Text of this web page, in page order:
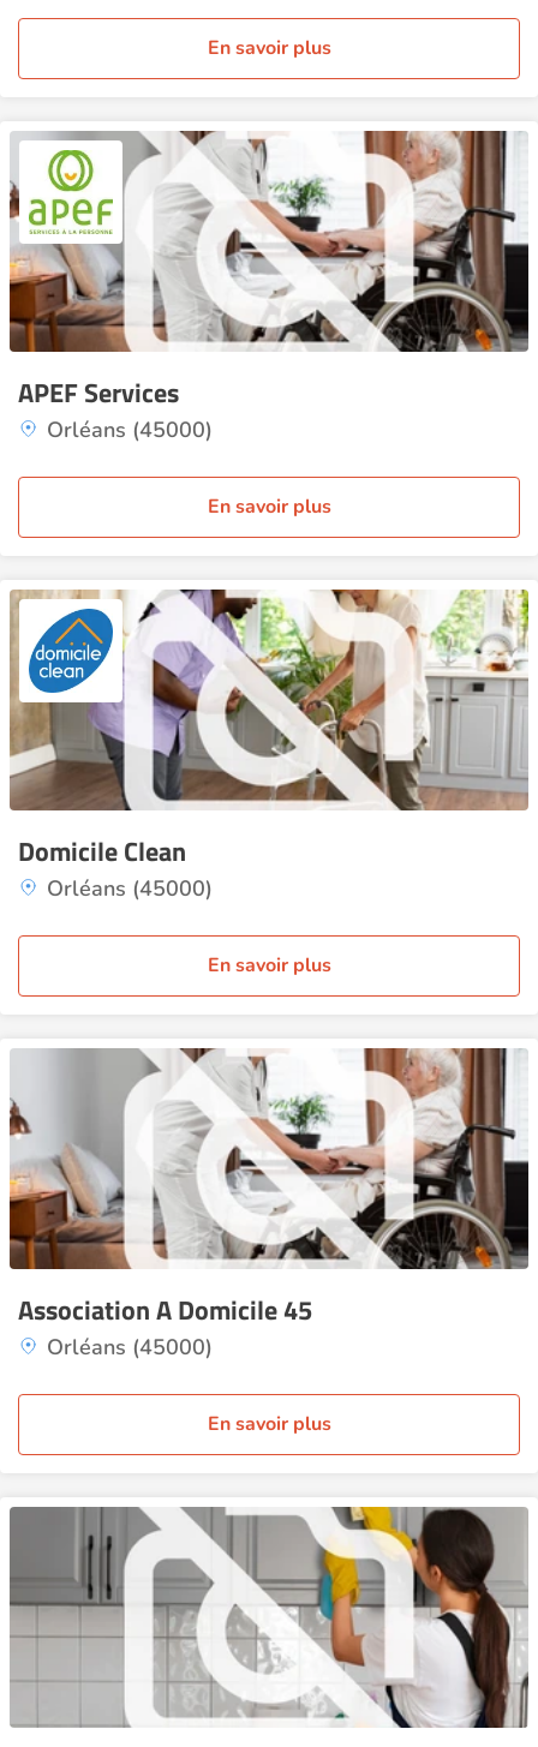
En savoir plus
APEF Services
Orléans (45000)
En savoir plus
Domicile Clean
Orléans (45000)
En savoir plus
Association A Domicile 45
Orléans (45000)
En savoir plus